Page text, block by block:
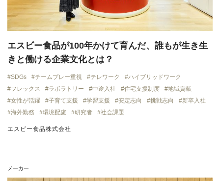
エスビー食品が100年かけて育んだ、誰もが生き生
きと働ける企業文化とは？
SDGs チームプレー重視 テレワーク
ハイブリッドワーク
フレックス
ラボラトリー 中途入社 住宅支援制度
地域貢献
女性が活躍
子育て支援 学習支援 安定志向 挑戦志向
新卒入社
海外勤務
環境配慮 研究者 社会課題
エスビー食品株式会社
メーカー